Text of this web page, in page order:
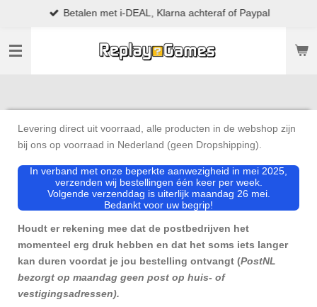
naar
Betalen met i-DEAL, Klarna achteraf of Paypal
Levering direct uit voorraad, alle producten in de webshop zijn
bij ons op voorraad in Nederland (geen Dropshipping).
In verband met onze beperkte aanwezigheid in mei 2025,
verzenden wij bestellingen één keer per week.
Volgende verzenddag is uiterlijk maandag 26 mei.
Bedankt voor uw begrip!
Houdt er rekening mee dat de postbedrijven het
momenteel erg druk hebben en dat het soms iets langer
kan duren voordat je jou bestelling ontvangt (PostNL
bezorgt op maandag geen post op huis- of
vestigingsadressen).